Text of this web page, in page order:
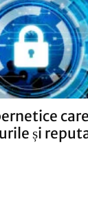
și